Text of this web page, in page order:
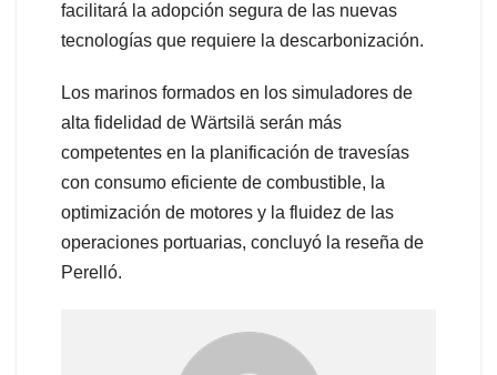
facilitará la adopción segura de las nuevas
tecnologías que requiere la descarbonización.
Los marinos formados en los simuladores de
alta fidelidad de Wärtsilä serán más
competentes en la planificación de travesías
con consumo eficiente de combustible, la
optimización de motores y la fluidez de las
operaciones portuarias, concluyó la reseña de
Perelló.